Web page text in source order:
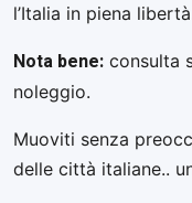
l’Italia in piena
Nota bene: consulta
noleggio.
Muoviti senza
delle città italiane..